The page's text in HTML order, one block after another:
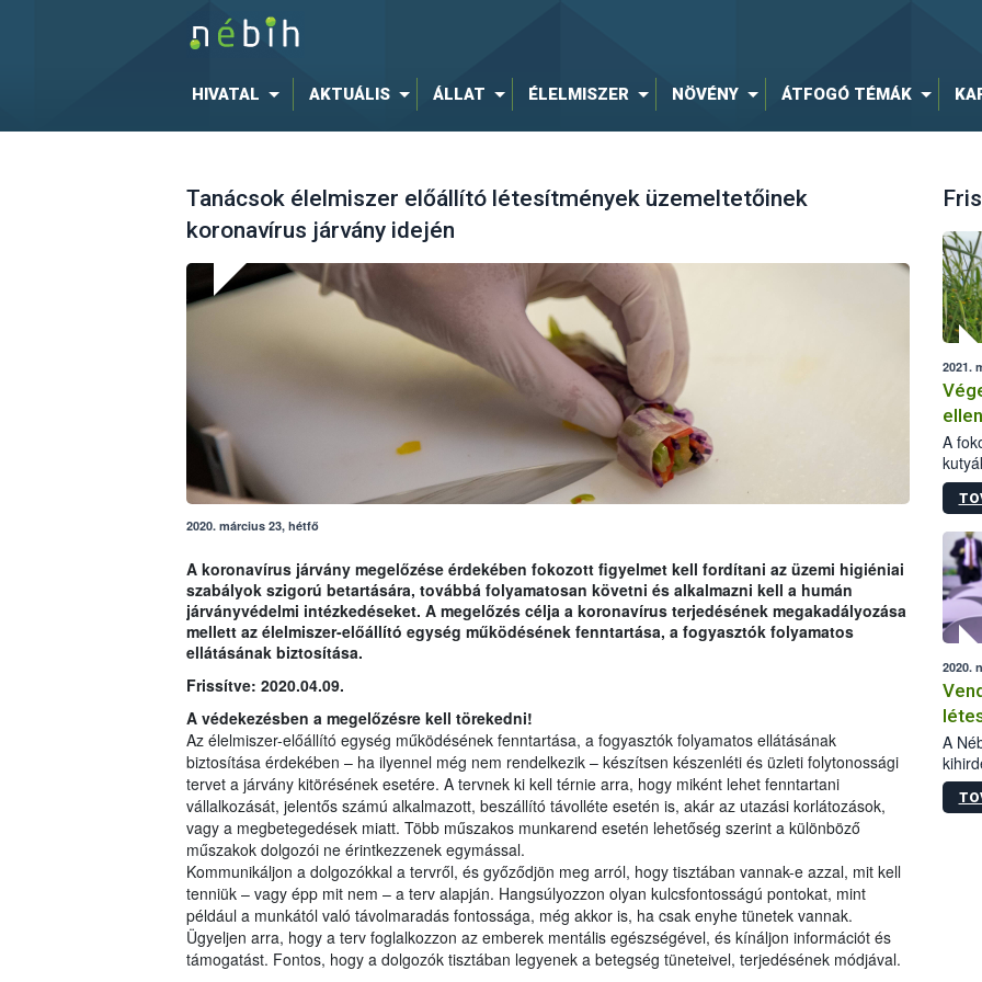
HIVATAL AKTUÁLIS ÁLLAT ÉLELMISZER NÖVÉNY ÁTFOGÓ TÉMÁK
Tanácsok élelmiszer előállító létesítmények üzemeltetőinek
koronavírus járvány idején
2020. március 23, hétfő
A koronavírus járvány megelőzése érdekében fokozott figyelmet kell fordítani az üzemi higiéniai
szabályok szigorú betartására, továbbá folyamatosan követni és alkalmazni kell a humán
járványvédelmi intézkedéseket. A megelőzés célja a koronavírus terjedésének megakadályozása
mellett az élelmiszer-előállító egység működésének fenntartása, a fogyasztók folyamatos
ellátásának biztosítása.
Frissítve: 2020.04.09.
A védekezésben a megelőzésre kell törekedni!
Az élelmiszer-előállító egység működésének fenntartása, a fogyasztók folyamatos ellátásának
biztosítása érdekében – ha ilyennel még nem rendelkezik – készítsen készenléti és üzleti folytonossági
tervet a járvány kitörésének esetére. A tervnek ki kell térnie arra, hogy miként lehet fenntartani
vállalkozását, jelentős számú alkalmazott, beszállító távolléte esetén is, akár az utazási korlátozások,
vagy a megbetegedések miatt. Több műszakos munkarend esetén lehetőség szerint a különböző
műszakok dolgozói ne érintkezzenek egymással.
Kommunikáljon a dolgozókkal a tervről, és győződjön meg arról, hogy tisztában vannak-e azzal, mit kell
tenniük – vagy épp mit nem – a terv alapján. Hangsúlyozzon olyan kulcsfontosságú pontokat, mint
például a munkától való távolmaradás fontossága, még akkor is, ha csak enyhe tünetek vannak.
Ügyeljen arra, hogy a terv foglalkozzon az emberek mentális egészségével, és kínáljon információt és
támogatást. Fontos, hogy a dolgozók tisztában legyenek a betegség tüneteivel, terjedésének módjával.
2021.
A
idő.
2020.
A